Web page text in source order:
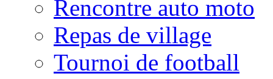
Rencontre auto moto
Repas de village
Tournoi de football